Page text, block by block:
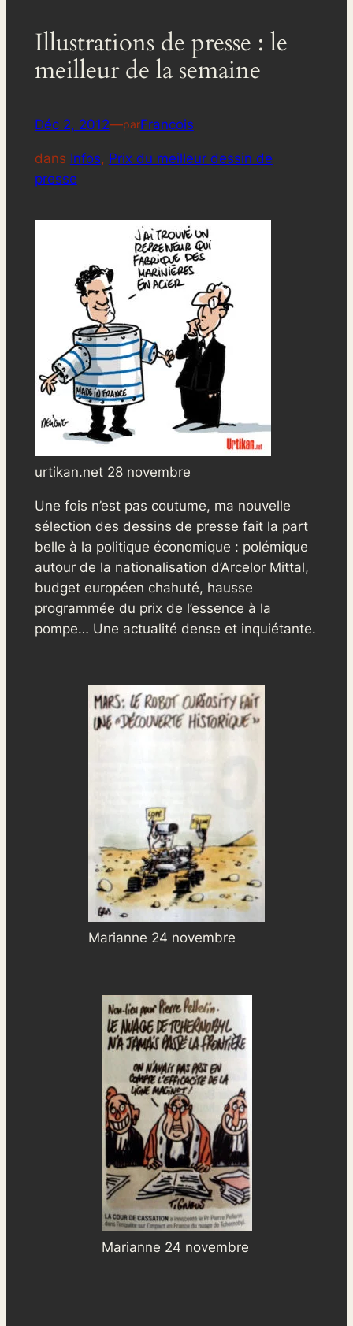
Illustrations de presse : le
meilleur de la semaine
Déc 2, 2012—parFrancois
dans Infos, Prix du meilleur dessin de
presse
urtikan.net 28 novembre
Une fois n’est pas coutume, ma nouvelle
sélection des dessins de presse fait la part
belle à la politique économique : polémique
autour de la nationalisation d’Arcelor Mittal,
budget européen chahuté, hausse
programmée du prix de l’essence à la
pompe… Une actualité dense et inquiétante.
Marianne 24 novembre
Marianne 24 novembre